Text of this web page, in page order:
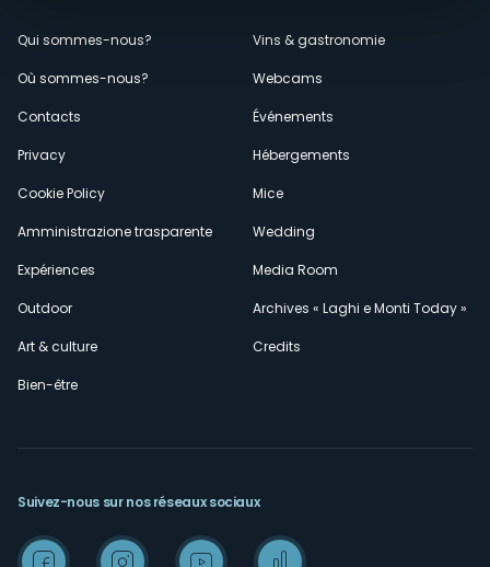
Menù
secondario
Qui sommes-nous?
Où sommes-nous?
Contacts
Privacy
Cookie Policy
Amministrazione trasparente
Expériences
Outdoor
Art & culture
Bien-être
Vins & gastronomie
Webcams
Événements
Hébergements
Mice
Wedding
Media Room
Archives « Laghi e Monti Today »
Credits
Suivez-nous sur nos réseaux sociaux